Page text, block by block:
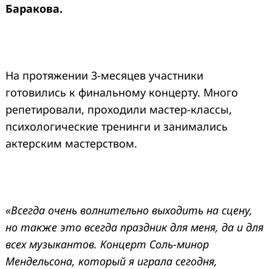
Баракова.
На протяжении 3-месяцев участники
готовились к финальному концерту. Много
репетировали, проходили мастер-классы,
психологические тренинги и занимались
актерским мастерством.
«Всегда очень волнительно выходить на сцену,
но также это всегда праздник для меня, да и для
всех музыкантов. Концерт Соль-минор
Мендельсона, который я играла сегодня,